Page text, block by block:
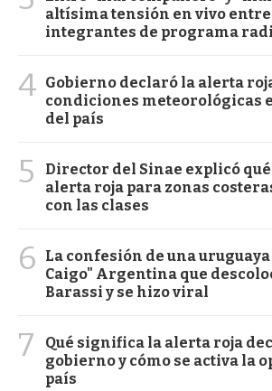
altísima tensión en vivo entre
integrantes de programa
4 Gobierno declaró la alerta
condiciones meteorológicas
del país
5
Director del Sinae explicó
alerta roja para zonas
con las clases
6
La confesión de una
Caigo" Argentina que
Barassi y se hizo viral
7
Qué significa la alerta roja
gobierno y cómo se activa la
país